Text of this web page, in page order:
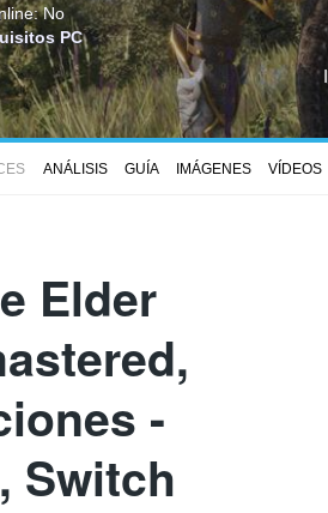
No
PC
ANÁLISIS GUÍA IMÁGENES VÍDEOS
Elder
-
Switch